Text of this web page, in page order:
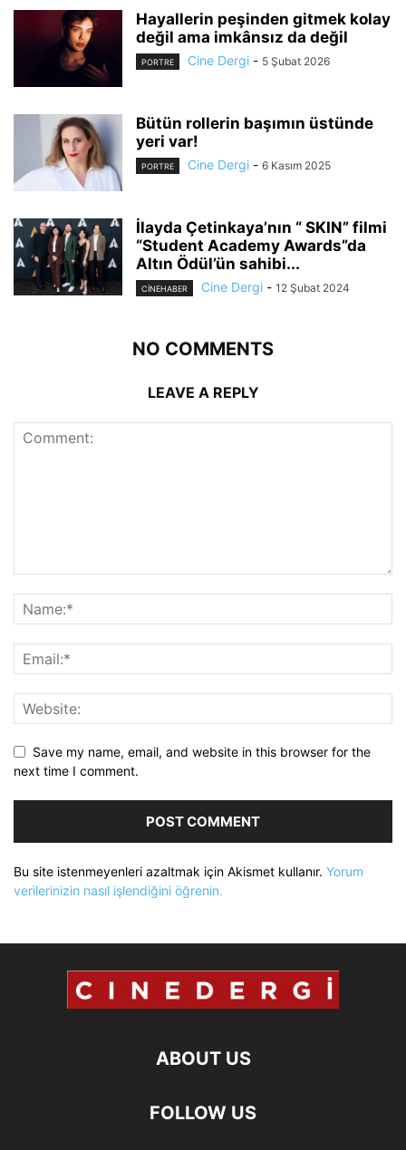
Hayallerin peşinden gitmek kolay
değil ama imkânsız da değil
PORTRE Cine Dergi - 5 Şubat 2026
Bütün rollerin başımın üstünde
yeri var!
PORTRE Cine Dergi - 6 Kasım 2025
İlayda Çetinkaya’nın “ SKIN” filmi
“Student Academy Awards”da
Altın Ödül’ün sahibi...
CINEHABER Cine Dergi - 12 Şubat 2024
NO COMMENTS
LEAVE A REPLY
Save my name, email, and website in this browser for the
next time I comment.
Bu site istenmeyenleri azaltmak için Akismet kullanır. Yorum
verilerinizin nasıl işlendiğini öğrenin.
ABOUT US
FOLLOW US